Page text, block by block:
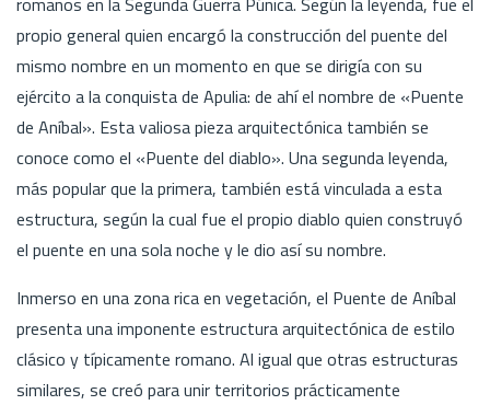
propio general quien encargó la construcción del puente del
mismo nombre en un momento en que se dirigía con su
ejército a la conquista de Apulia: de ahí el nombre de «Puente
de Aníbal». Esta valiosa pieza arquitectónica también se
conoce como el «Puente del diablo». Una segunda leyenda,
más popular que la primera, también está vinculada a esta
estructura, según la cual fue el propio diablo quien construyó
el puente en una sola noche y le dio así su nombre.
Inmerso en una zona rica en vegetación, el Puente de Aníbal
presenta una imponente estructura arquitectónica de estilo
clásico y típicamente romano. Al igual que otras estructuras
similares, se creó para unir territorios prácticamente